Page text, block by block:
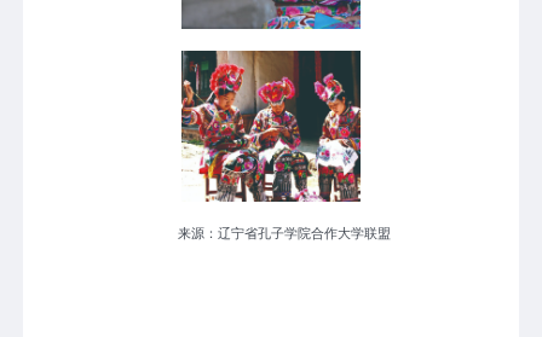
来源：辽宁省孔子学院合作大学联盟